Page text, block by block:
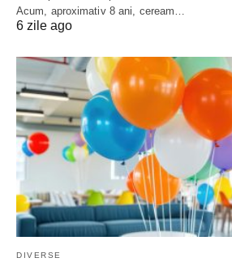
Acum, aproximativ 8 ani, ceream…
6 zile ago
DIVERSE